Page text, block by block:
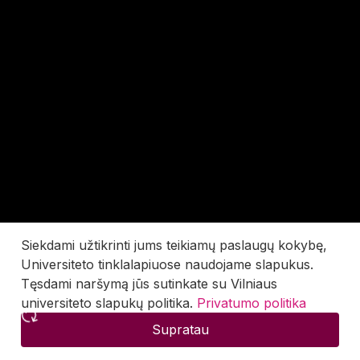
Siekdami užtikrinti jums teikiamų paslaugų kokybę,
Universiteto tinklalapiuose naudojame slapukus.
Tęsdami naršymą jūs sutinkate su Vilniaus
universiteto slapukų politika. Privatumo politika
Supratau